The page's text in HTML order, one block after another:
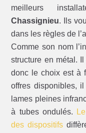
meilleurs
Chassignieu. Ils
dans les règles de
Comme son nom
structure en métal.
donc le choix est à
offres disponibles,
lames pleines
à tubes ondulés.
des dispositifs